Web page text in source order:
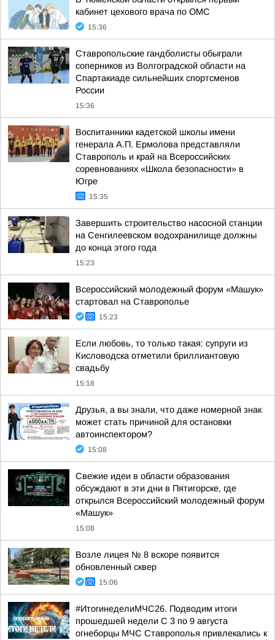
кабинет цехового врача по ОМС
15:36
Ставропольские гандболисты обыграли
соперников из Волгоградской области на
Спартакиаде сильнейших спортсменов
России
15:36
Воспитанники кадетской школы имени
генерала А.П. Ермолова представляли
Ставрополь и край на Всероссийских
соревнованиях «Школа безопасности» в
Югре
15:35
Завершить строительство насосной станции
на Сенгилеевском водохранилище должны
до конца этого года
15:23
Всероссийский молодежный форум «Машук»
стартовал на Ставрополье
15:23
Если любовь, то только такая: супруги из
Кисловодска отметили бриллиантовую
свадьбу
15:18
Друзья, а вы знали, что даже номерной знак
может стать причиной для остановки
автоинспектором?
15:08
Свежие идеи в области образования
обсуждают в эти дни в Пятигорске, где
открылся Всероссийский молодежный форум
«Машук»
15:08
Возле лицея № 8 вскоре появится
обновленный сквер
15:06
#ИтогинеделиМЧС26. Подводим итоги
прошедшей недели С 3 по 9 августа
огнеборцы МЧС Ставрополья привлекались к